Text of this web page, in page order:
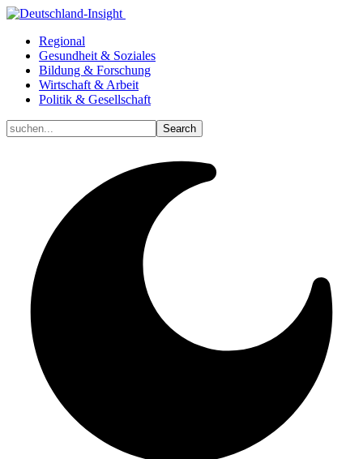
Regional
Gesundheit & Soziales
Bildung & Forschung
Wirtschaft & Arbeit
Politik & Gesellschaft